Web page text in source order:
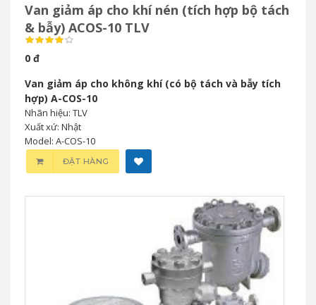
Van giảm áp cho khí nén (tích hợp bộ tách
& bẫy) ACOS-10 TLV
0 đ
Van giảm áp cho không khí (có bộ tách và bẫy tích
hợp) A-COS-10
Nhãn hiệu: TLV
Xuất xứ: Nhật
Model: A-COS-10
ĐẶT HÀNG